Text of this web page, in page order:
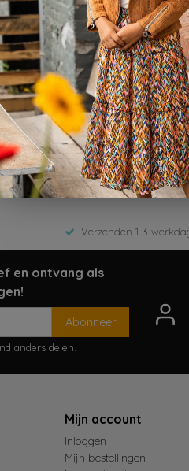
Verzenden 1-3
en ontvang als
Abonneer
anders delen.
Mijn account
Inloggen
Mijn bestellingen